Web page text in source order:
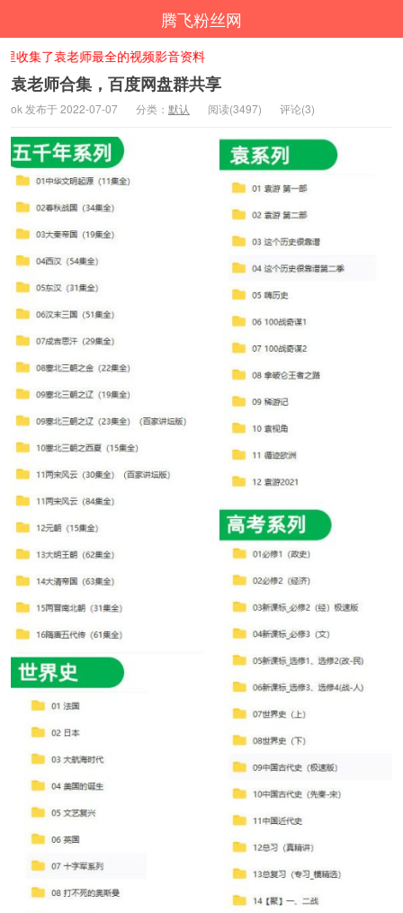
腾飞粉丝网
集了袁老师最全的视频影音资料
袁老师合集，百度网盘群共享
ok 发布于 2022-07-07 分类： 默认 阅读(3497) 评论(3)